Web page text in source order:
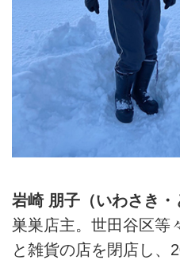
岩崎 朋子（いわさき・
巣巣店主。世田谷区等
と雑貨の店を閉店し、